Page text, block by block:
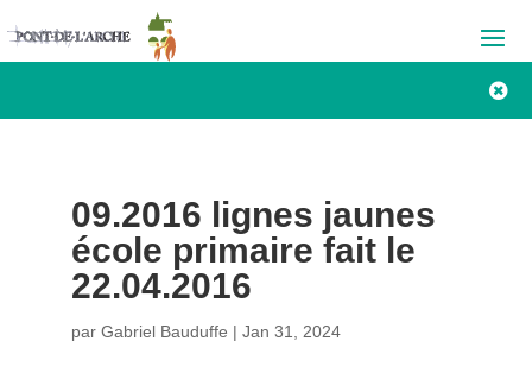

09.2016 lignes jaunes
école primaire fait le
22.04.2016
par Gabriel Bauduffe | Jan 31, 2024